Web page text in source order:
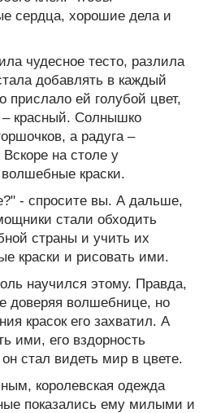
сердца, хорошие дела и
чудесное тесто, разлила
добавлять в каждый
прислало ей голубой цвет,
– красный. Солнышко
а радуга –
на столе у
краски.
- спросите вы. А дальше,
стали обходить
страны и учить их
краски и рисовать ими.
научился этому. Правда,
доверяя волшебнице, но
красок его захватил. А
ими, его вздорность
стал видеть мир в цвете.
королевская одежда
показались ему милыми и